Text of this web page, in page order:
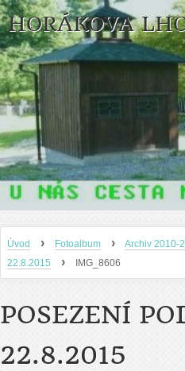
HORÁKOVA
Úvod › Fotoalbum › Archiv 2010-
22.8.2015
› IMG_8606
POSEZENÍ
22.8.2015